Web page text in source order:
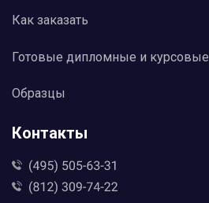
Как заказать
Готовые дипломные и курсовые
Образцы
Контакты